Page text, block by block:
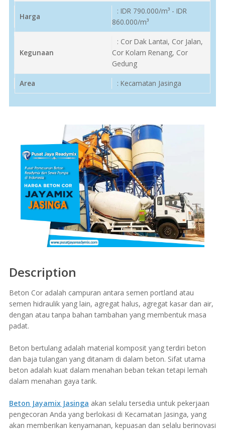
Harga
: IDR 790.000/m³ - IDR
860.000/m³
Kegunaan
: Cor Dak Lantai, Cor Jalan,
Cor Kolam Renang, Cor
Gedung
Area : Kecamatan Jasinga
Description
Beton Cor adalah campuran antara semen portland atau
semen hidraulik yang lain, agregat halus, agregat kasar dan air,
dengan atau tanpa bahan tambahan yang membentuk masa
padat.
Beton bertulang adalah material komposit yang terdiri beton
dan baja tulangan yang ditanam di dalam beton. Sifat utama
beton adalah kuat dalam menahan beban tekan tetapi lemah
dalam menahan gaya tarik.
Beton Jayamix Jasinga akan selalu tersedia untuk pekerjaan
pengecoran Anda yang berlokasi di Kecamatan Jasinga, yang
akan memberikan kenyamanan, kepuasan dan selalu berinovasi